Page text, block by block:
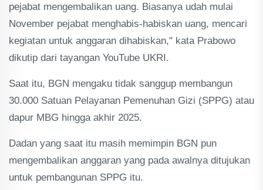
pejabat mengembalikan uang. Biasanya udah mulai
November pejabat menghabis-habiskan uang, mencari
kegiatan untuk anggaran dihabiskan," kata Prabowo
dikutip dari tayangan YouTube UKRI.
Saat itu, BGN mengaku tidak sanggup membangun
30.000 Satuan Pelayanan Pemenuhan Gizi (SPPG) atau
dapur MBG hingga akhir 2025.
Dadan yang saat itu masih memimpin BGN pun
mengembalikan anggaran yang pada awalnya ditujukan
untuk pembangunan SPPG itu.